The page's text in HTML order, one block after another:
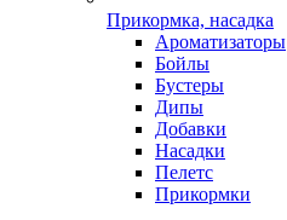
Прикормка, насадка
Ароматизаторы
Бойлы
Бустеры
Дипы
Добавки
Насадки
Пелетс
Прикормки